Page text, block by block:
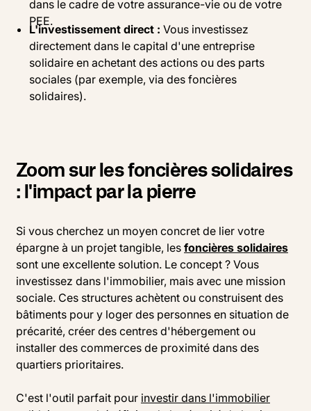
dans le cadre de votre assurance-vie ou de votre
PEE.
L'investissement direct : Vous investissez
directement dans le capital d'une entreprise
solidaire en achetant des actions ou des parts
sociales (par exemple, via des foncières
solidaires).
Zoom sur les foncières solidaires
: l'impact par la pierre
Si vous cherchez un moyen concret de lier votre
épargne à un projet tangible, les foncières solidaires
sont une excellente solution. Le concept ? Vous
investissez dans l'immobilier, mais avec une mission
sociale. Ces structures achètent ou construisent des
bâtiments pour y loger des personnes en situation de
précarité, créer des centres d'hébergement ou
installer des commerces de proximité dans des
quartiers prioritaires.
C'est l'outil parfait pour investir dans l'immobilier